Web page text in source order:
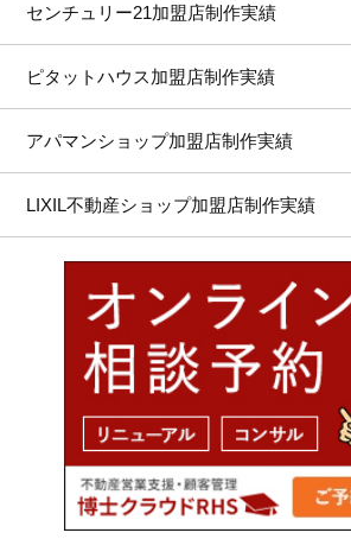
センチュリー21加盟店制作実績
ピタットハウス加盟店制作実績
アパマンショップ加盟店制作実績
LIXIL不動産ショップ加盟店制作実績